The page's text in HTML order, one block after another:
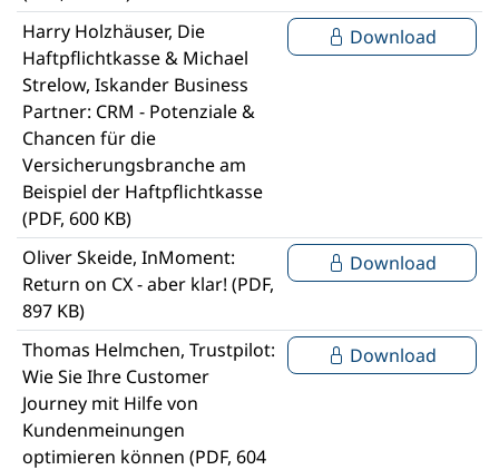
Harry Holzhäuser, Die
Haftpflichtkasse & Michael
Strelow, Iskander Business
Partner: CRM - Potenziale &
Chancen für die
Versicherungsbranche am
Beispiel der Haftpflichtkasse
(PDF, 600 KB)
Download
Oliver Skeide, InMoment:
Return on CX - aber klar! (PDF,
897 KB)
Download
Thomas Helmchen, Trustpilot:
Wie Sie Ihre Customer
Journey mit Hilfe von
Kundenmeinungen
optimieren können (PDF, 604
Download